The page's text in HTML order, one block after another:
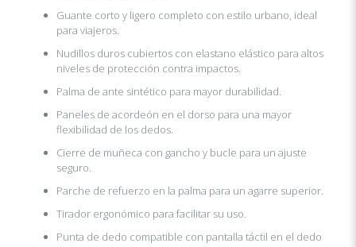
Guante corto y ligero completo con estilo urbano, ideal
para viajeros.
Nudillos duros cubiertos con elastano elástico para altos
niveles de protección contra impactos.
Palma de ante sintético para mayor durabilidad.
Paneles de acordeón en el dorso para una mayor
flexibilidad de los dedos.
Cierre de muñeca con gancho y bucle para un ajuste
seguro.
Parche de refuerzo en la palma para un agarre superior.
Tirador ergonómico para facilitar su uso.
Punta de dedo compatible con pantalla táctil en el dedo